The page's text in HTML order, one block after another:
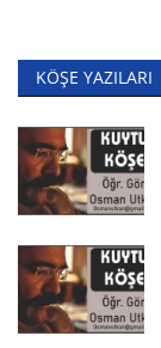
KÖŞE YAZILARI